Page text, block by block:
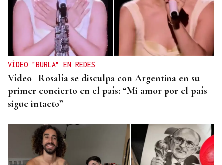
VÍDEO "BURLA" EN REDES
Vídeo | Rosalía se disculpa con Argentina en su
primer concierto en el país: “Mi amor por el país
sigue intacto”